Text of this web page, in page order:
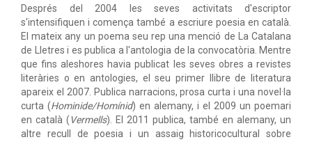
Després del 2004 les seves activitats d'escriptor
s'intensifiquen i comença també a escriure poesia en català.
El mateix any un poema seu rep una menció de La Catalana
de Lletres i es publica a l'antologia de la convocatòria. Mentre
que fins aleshores havia publicat les seves obres a revistes
literàries o en antologies, el seu primer llibre de literatura
apareix el 2007. Publica narracions, prosa curta i una novel·la
curta (Hominide/Homínid) en alemany, i el 2009 un poemari
en català (Vermells). El 2011 publica, també en alemany, un
altre recull de poesia i un assaig historicocultural sobre